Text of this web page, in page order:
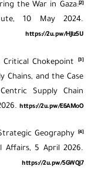
the War in Gaza:
10 May 2024.
https://2u.pw/HJlz5U
Critical Chokepoint
Chains, and the Case
Supply Chain
2026.https://2u.pw/E6AMoO
Geography
Affairs, 5 April 2026.
https://2u.pw/5GWQJ7